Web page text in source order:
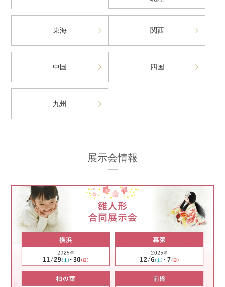
東海 関西
中国 四国
九州
展示会情報